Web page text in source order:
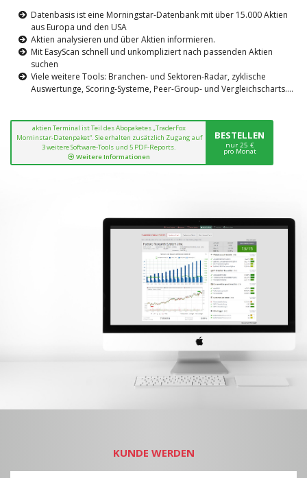
Datenbasis ist eine Morningstar-Datenbank mit über 15.000 Aktien
aus Europa und den USA
Aktien analysieren und über Aktien informieren.
Mit EasyScan schnell und unkompliziert nach passenden Aktien
suchen
Viele weitere Tools: Branchen- und Sektoren-Radar, zyklische
Auswertunge, Scoring-Systeme, Peer-Group- und Vergleichscharts....
aktien Terminal ist Teil des Abopaketes „TraderFox
Morninstar-Datenpaket“. Sie erhalten zusätzlich Zugang auf
3 weitere Software-Tools und 5 PDF-Reports.
Weitere Informationen
BESTELLEN
nur 25 €
pro Monat
KUNDE WERDEN